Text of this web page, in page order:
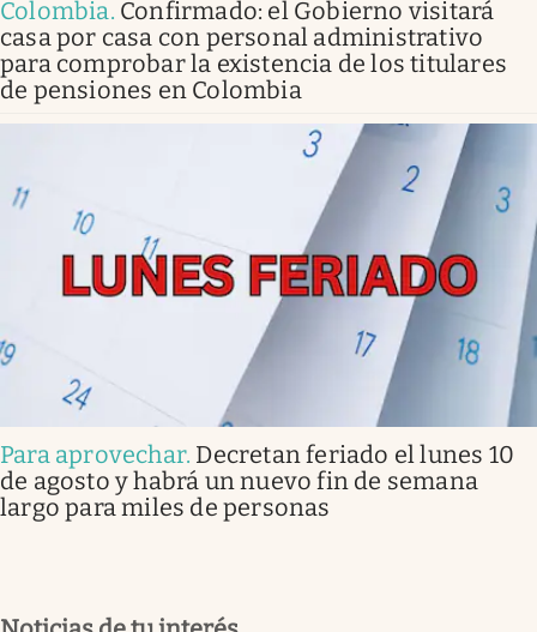
Colombia. Confirmado: el Gobierno visitará
casa por casa con personal administrativo
para comprobar la existencia de los titulares
de pensiones en Colombia
Para aprovechar. Decretan feriado el lunes 10
de agosto y habrá un nuevo fin de semana
largo para miles de personas